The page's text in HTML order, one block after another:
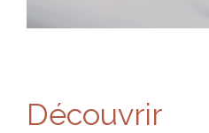
découvrir